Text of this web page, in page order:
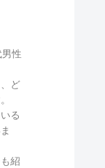
性
ど
る
紹